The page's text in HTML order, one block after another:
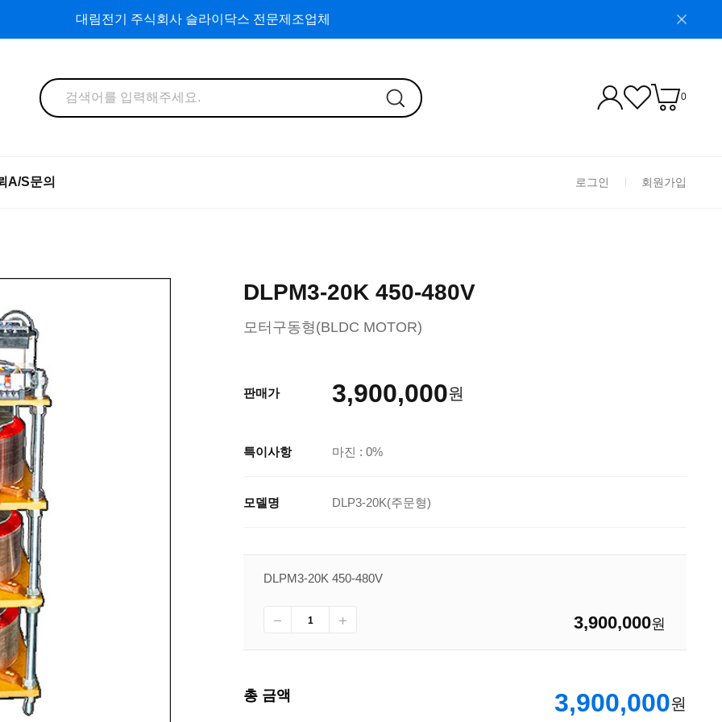
대림전기 주식회사 슬라이닥스 전문제조업체
0
A/S문의 로그인 회원가입
DLPM3-20K 450-480V
모터구동형(BLDC MOTOR)
판매가 3,900,000원
특이사항 마진 : 0%
모델명 DLP3-20K(주문형)
DLPM3-20K 450-480V
3,900,000원
총 금액 3,900,000원